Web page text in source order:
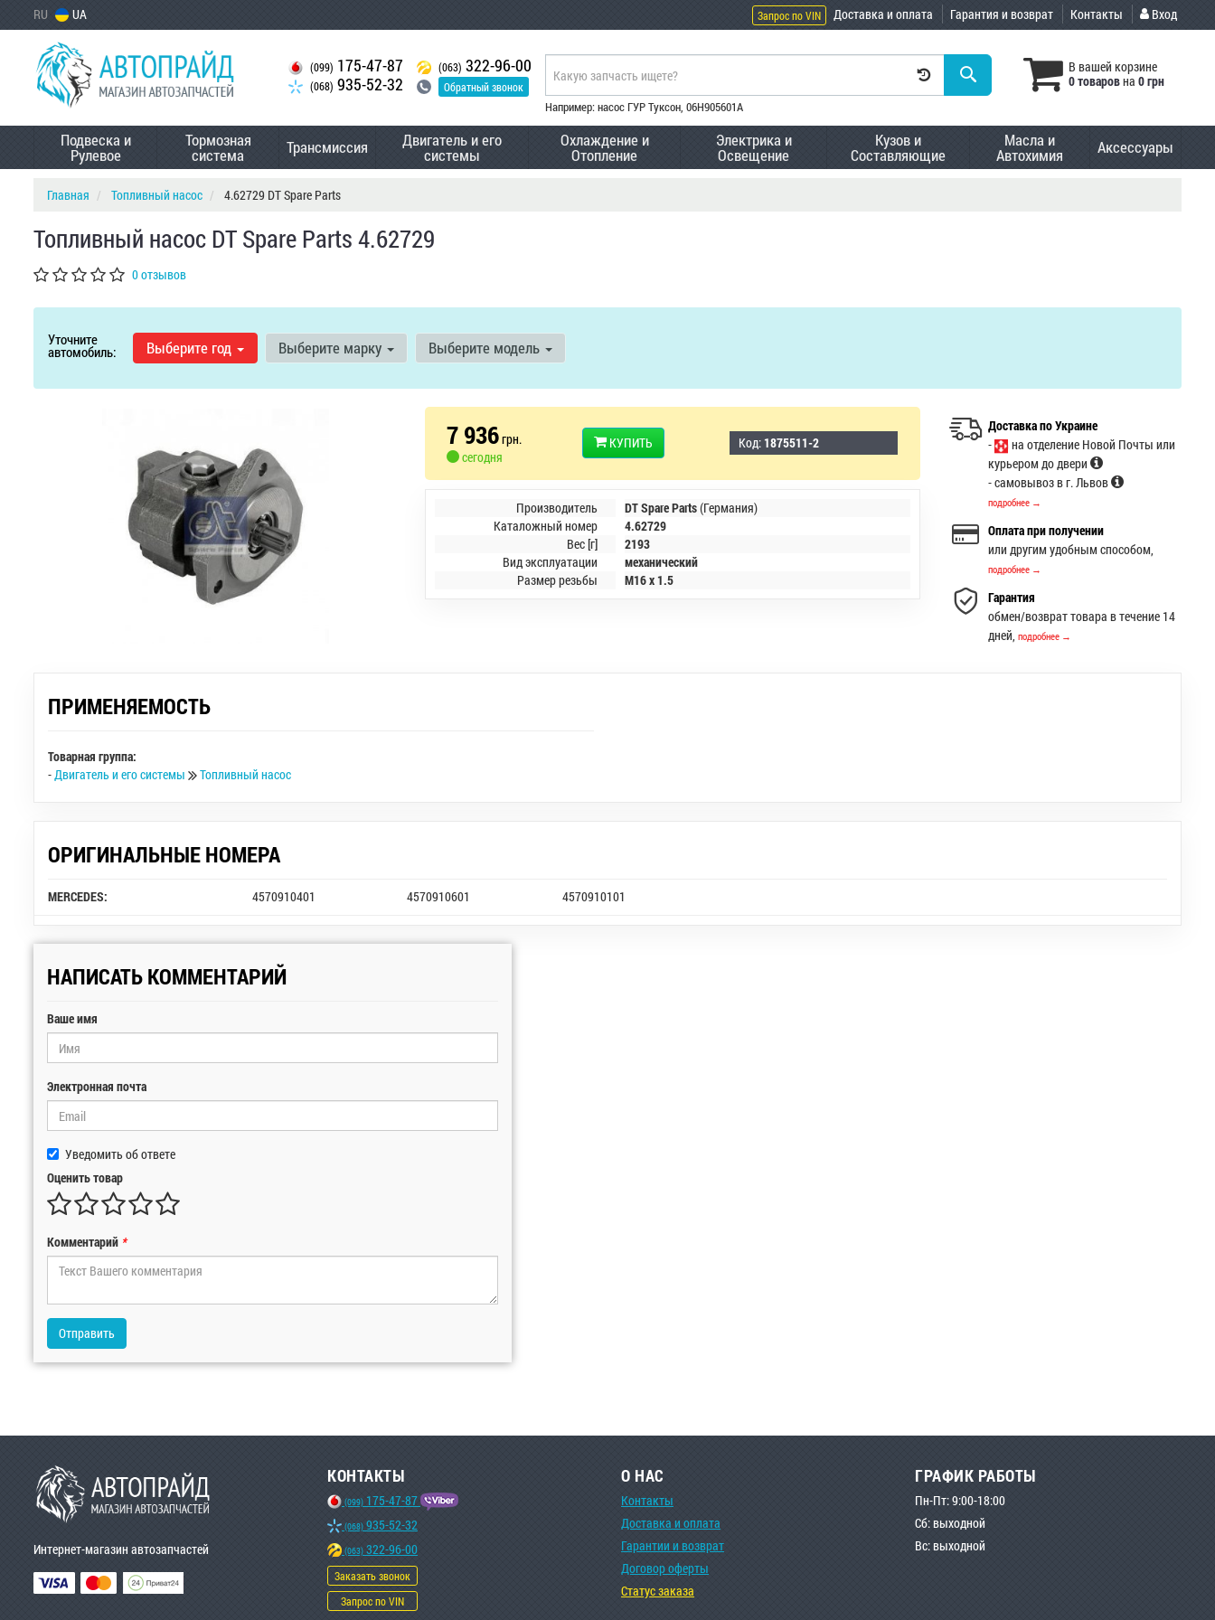
RU UA Запрос по VIN Доставка и оплата Гарантия и возврат Контакты Вход
(099) 175-47-87
(068) 935-52-32
(063) 322-96-00
Обратный звонок
В вашей корзине
0 товаровна 0 грн
Например: насос ГУР Туксон, 06H905601A
Подвеска и
Рулевое
Тормозная
система Трансмиссия Двигатель и его
системы
Охлаждение и
Отопление
Электрика и
Освещение
Кузов и
Составляющие
Масла и
Автохимия Аксессуары
Главная Топливный насос 4.62729 DT Spare Parts
Топливный насос DT Spare Parts 4.62729
0 отзывов
Уточните
автомобиль: Выберите год Выберите марку Выберите модель
7 936грн.
сегодня
КУПИТЬ Код: 1875511-2
Производитель DT Spare Parts(Германия)
Каталожный номер
4.62729
Вес [г]
2193
Вид эксплуатации
механический
Размер резьбы
M16 x 1.5
Доставка по Украине
-
на отделение Новой Почты или
курьером до двери
- самовывоз в г. Львов
подробнее →
Оплата при получении
или другим удобным способом,
подробнее →
Гарантия
обмен/возврат товара в течение 14
дней,подробнее →
ПРИМЕНЯЕМОСТЬ
Товарная группа:
-Двигатель и его системы Топливный насос
ОРИГИНАЛЬНЫЕ НОМЕРА
MERCEDES: 4570910401 4570910601 4570910101
НАПИСАТЬ КОММЕНТАРИЙ
Ваше имя
Электронная почта
Уведомить об ответе
Оценить товар
Комментарий *
Отправить
Интернет-магазин автозапчастей
КОНТАКТЫ
(099) 175-47-87
(068) 935-52-32
(063) 322-96-00
Заказать звонок
Запрос по VIN
О НАС
Контакты
Доставка и оплата
Гарантии и возврат
Договор оферты
Статус заказа
ГРАФИК РАБОТЫ
Пн-Пт: 9:00-18:00
Сб: выходной
Вс: выходной